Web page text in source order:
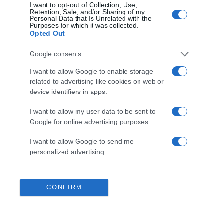
I want to opt-out of Collection, Use,
Retention, Sale, and/or Sharing of my
Personal Data that Is Unrelated with the
Purposes for which it was collected.
Opted Out
Google consents
I want to allow Google to enable storage
related to advertising like cookies on web or
device identifiers in apps.
I want to allow my user data to be sent to
Google for online advertising purposes.
I want to allow Google to send me
personalized advertising.
CONFIRM
ΔΙΑΦΗΜΙΣΗ
Αν τα χάσατε